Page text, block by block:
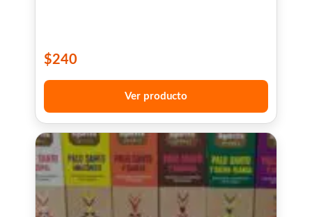
$240
Ver producto